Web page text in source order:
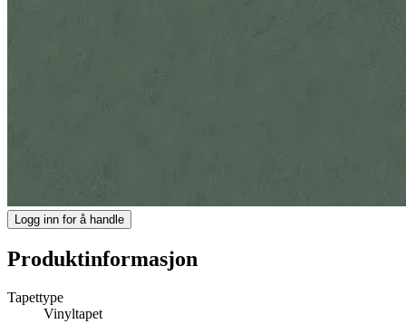
Logg inn for å handle
Produktinformasjon
Tapettype
Vinyltapet